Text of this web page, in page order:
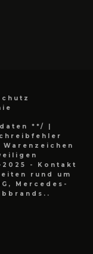
**/
|
- Kontakt
rund um
Mercedes-